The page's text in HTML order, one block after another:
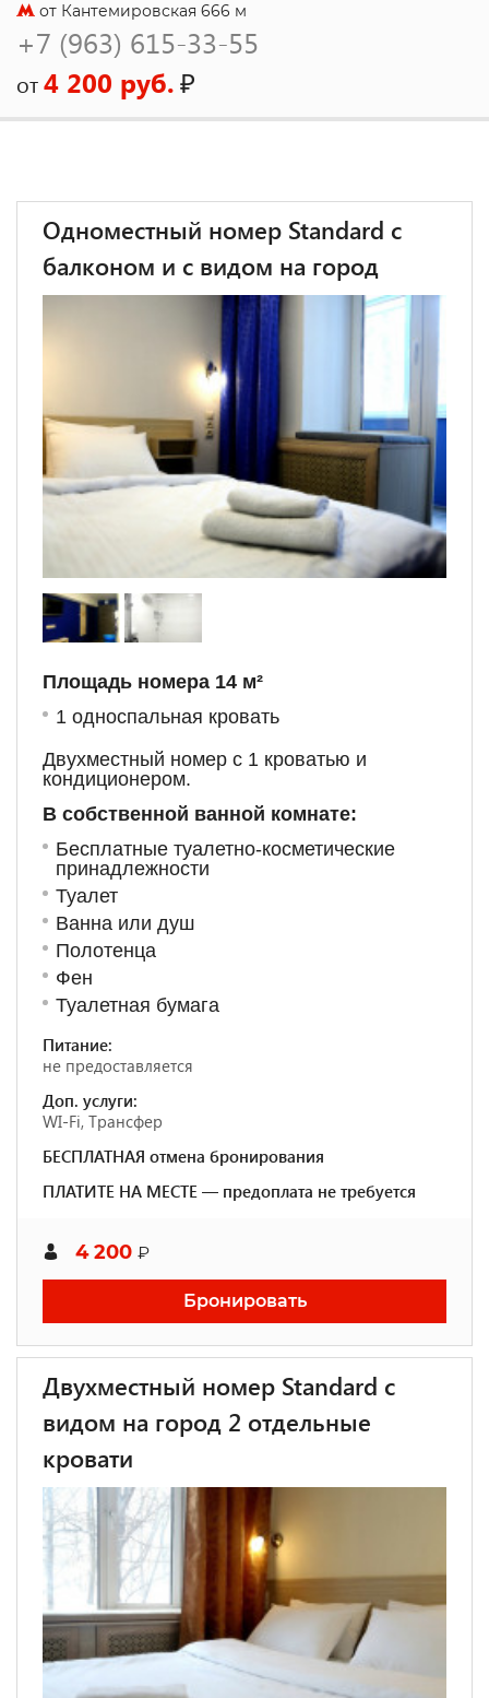
от Кантемировская 666 м
+7 (963) 615-33-55
от4 200 руб.₽
Одноместный номер Standard с
балконом и с видом на город
Площадь номера 14 м²
1 односпальная кровать
Двухместный номер с 1 кроватью и
кондиционером.
В собственной ванной комнате:
Бесплатные туалетно-косметические
принадлежности
Туалет
Ванна или душ
Полотенца
Фен
Туалетная бумага
Питание:
не предоставляется
Доп. услуги:
WI-Fi, Трансфер
БЕСПЛАТНАЯ отмена бронирования
ПЛАТИТЕ НА МЕСТЕ — предоплата не требуется
4 200 ₽
Бронировать
Двухместный номер Standard с
видом на город 2 отдельные
кровати